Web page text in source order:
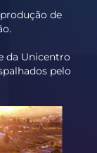
de
da Unicentro
pelo